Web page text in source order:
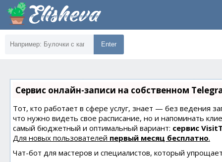
Enter
Сервис онлайн-записи на собственном
Тот, кто работает в сфере услуг, знает — без ведения
что нужно видеть свое расписание, но и напоминать
самый бюджетный и оптимальный вариант: сервис
Для новых пользователей первый месяц бесплатно.
Чат-бот для мастеров и специалистов, который